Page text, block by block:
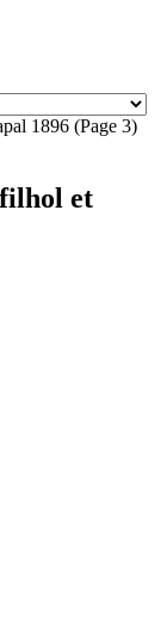
1896 (Page 3)
et